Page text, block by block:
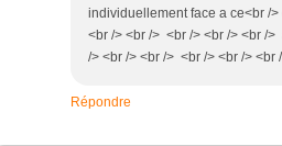
individuellement face a ce<br /
<br /> <br /> <br /> <br /> <br /
/> <br /> <br /> <br /> <br />
Répondre